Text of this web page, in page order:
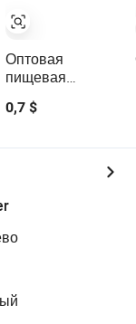
хлеба, сыра,
фруктов и
овощей
Оптовая
пищевая
сталь форма
духовки
0,7 $